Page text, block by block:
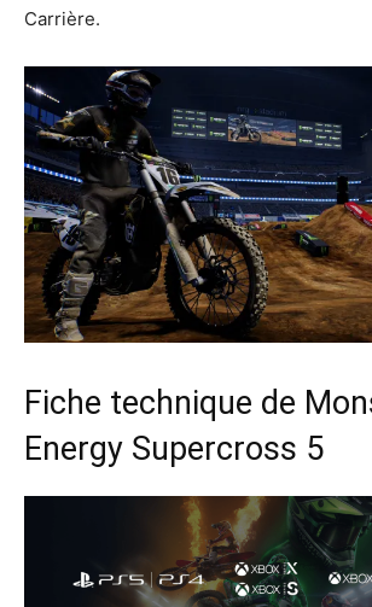
Carrière.
Fiche technique de
Energy Supercross 5